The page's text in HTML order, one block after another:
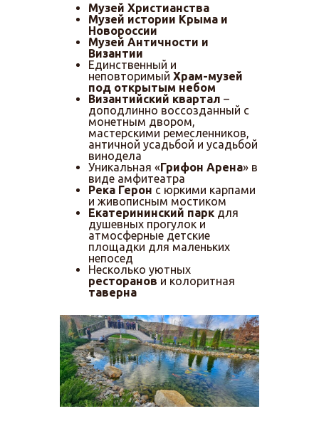
Музей Христианства
Музей истории Крыма и
Новороссии
Музей Античности и
Византии
Единственный и
неповторимый Храм-музей
под открытым небом
Византийский квартал –
доподлинно воссозданный с
монетным двором,
мастерскими ремесленников,
античной усадьбой и усадьбой
винодела
Уникальная «Грифон Арена» в
виде амфитеатра
Река Герон с юркими карпами
и живописным мостиком
Екатерининский парк для
душевных прогулок и
атмосферные детские
площадки для маленьких
непосед
Несколько уютных
ресторанов и колоритная
таверна